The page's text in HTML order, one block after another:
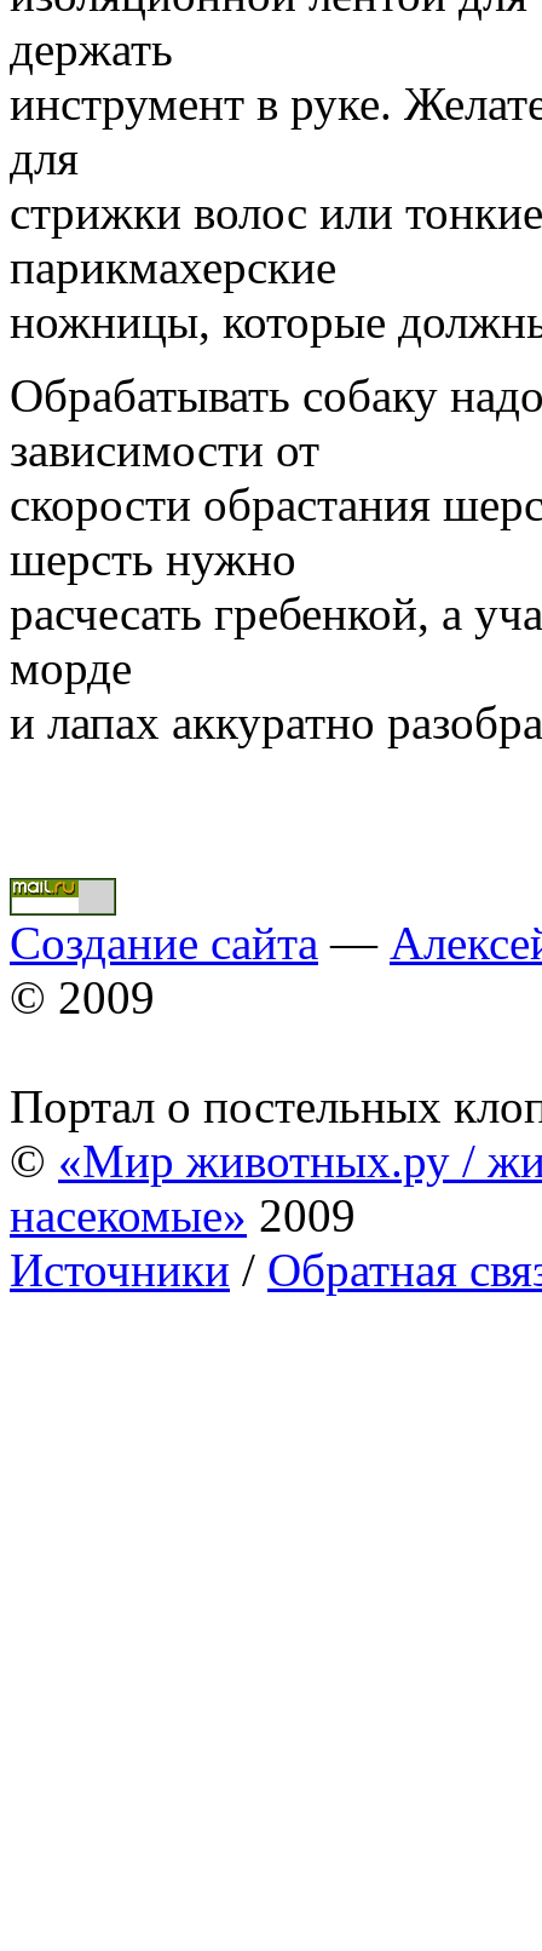
держать
инструмент в руке.
для
стрижки волос или
парикмахерские
ножницы, которые
Обрабатывать собаку
зависимости от
скорости обрастания
шерсть нужно
расчесать гребенкой, а
морде
и лапах аккуратно
Создание сайта —
© 2009
Портал о постельных
© «Мир животных.ру /
насекомые» 2009
Источники / Обратная